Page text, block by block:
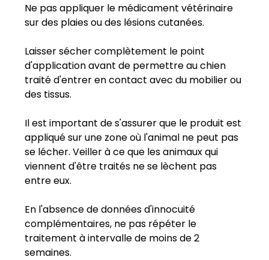
Ne pas appliquer le médicament vétérinaire
sur des plaies ou des lésions cutanées.
Laisser sécher complètement le point
d'application avant de permettre au chien
traité d'entrer en contact avec du mobilier ou
des tissus.
Il est important de s'assurer que le produit est
appliqué sur une zone où l'animal ne peut pas
se lécher. Veiller à ce que les animaux qui
viennent d'être traités ne se lèchent pas
entre eux.
En l'absence de données d'innocuité
complémentaires, ne pas répéter le
traitement à intervalle de moins de 2
semaines.